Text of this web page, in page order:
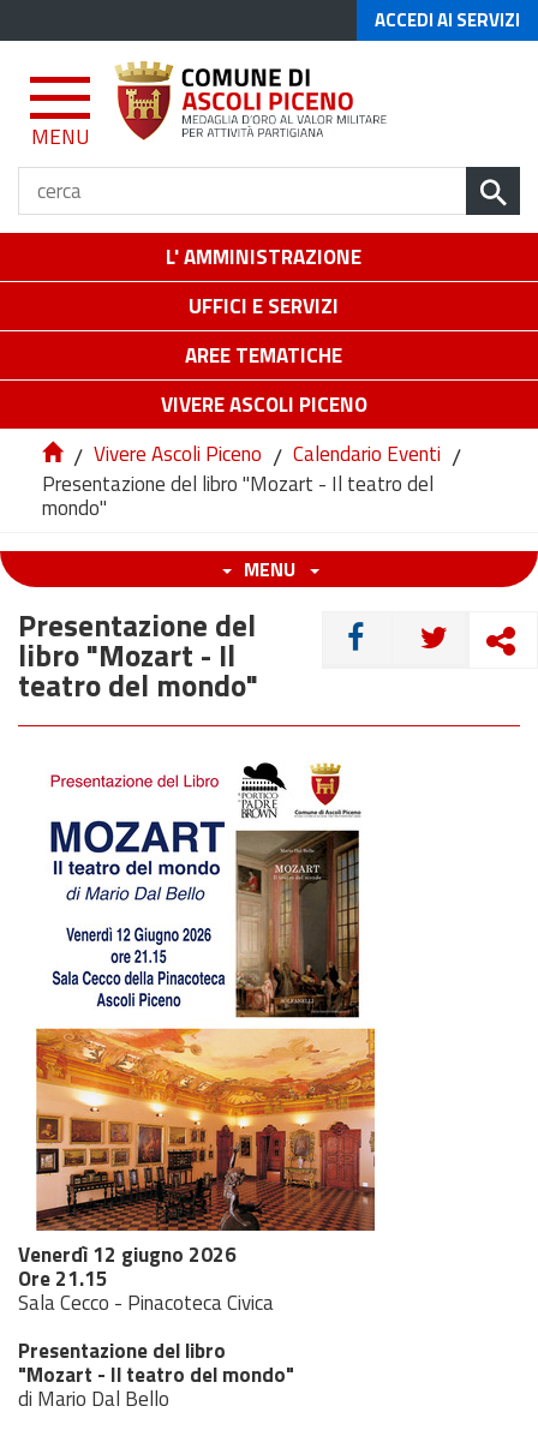
ACCEDI AI SERVIZI
MENU
L' AMMINISTRAZIONE
UFFICI E SERVIZI
AREE TEMATICHE
VIVERE ASCOLI PICENO
/ Vivere Ascoli Piceno / Calendario Eventi /
Presentazione del libro "Mozart - Il teatro del
mondo"
MENU
CONDIVIDI
Presentazione del
libro "Mozart - Il
teatro del mondo"
Venerdì 12 giugno 2026
Ore 21.15
Sala Cecco - Pinacoteca Civica
Presentazione del libro
"Mozart - Il teatro del mondo"
di Mario Dal Bello